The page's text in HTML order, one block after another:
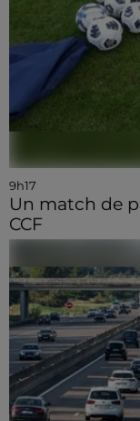
9h17
Un match de
CCF